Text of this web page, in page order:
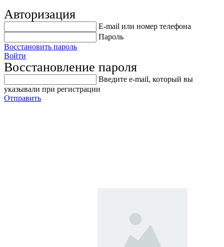
Авторизация
E-mail или номер телефона
Пароль
Восстановить пароль
Войти
Восстановление пароля
Введите е-mail, который вы
указывали при регистрации
Отправить